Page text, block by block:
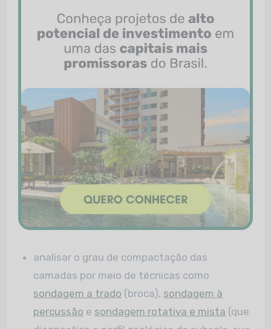
analisar o grau de compactação das
camadas por meio de técnicas como
sondagem a trado (broca), sondagem à
percussão e sondagem rotativa e mista (que